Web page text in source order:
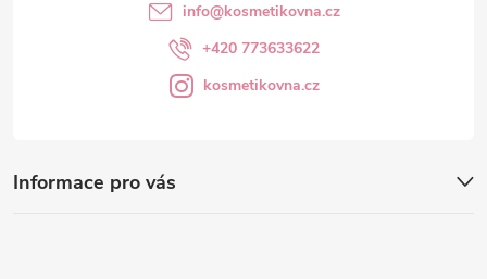
Informace pro vás
info@kosmetikovna.cz
+420 773633622
kosmetikovna.cz